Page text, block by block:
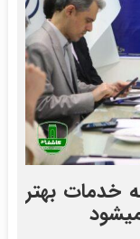
خدمات بهتر